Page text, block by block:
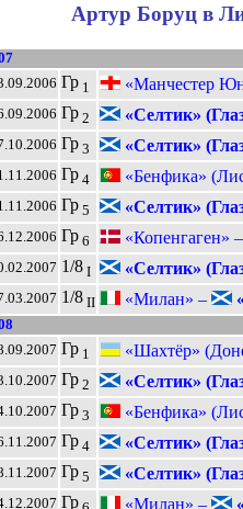
Артур Боруц в
Гр1 «Манчестер
Гр2 «Селтик»
Гр3 «Селтик»
Гр4 «Бенфика»
Гр5 «Селтик»
Гр6 «Копенгаген» –
1/8I «Селтик»
1/8II «Милан» –
Гр1 «Шахтёр»
Гр2 «Селтик»
Гр3 «Бенфика»
Гр4 «Селтик»
Гр5 «Селтик»
Гр «Милан» –